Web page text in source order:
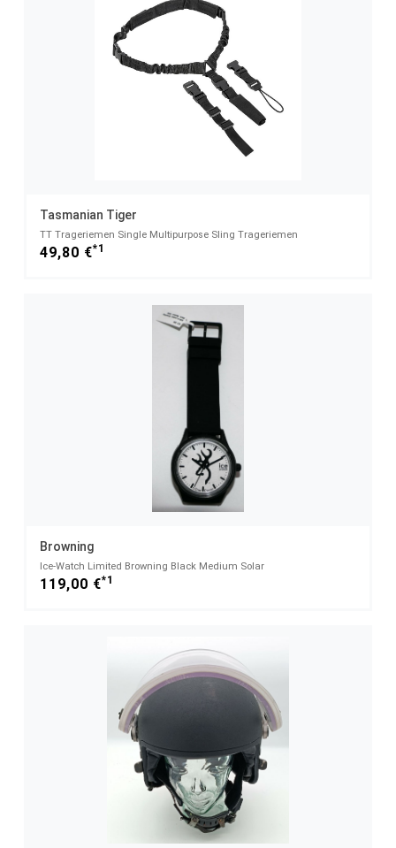
Tasmanian Tiger
TT Trageriemen Single Multipurpose Sling Trageriemen
49,80 €*1
Browning
Ice-Watch Limited Browning Black Medium Solar
119,00 €*1